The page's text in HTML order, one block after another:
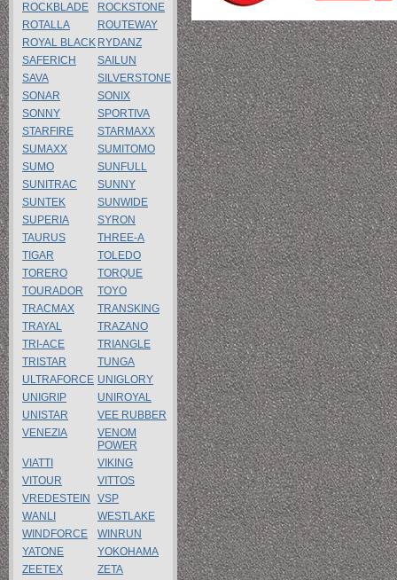
ROCKBLADE
ROCKSTONE
ROTALLA
ROUTEWAY
ROYAL BLACK RYDANZ
SAFERICH
SAILUN
SAVA
SILVERSTONE
SONAR
SONIX
SONNY
SPORTIVA
STARFIRE
STARMAXX
SUMAXX
SUMITOMO
SUMO
SUNFULL
SUNITRAC
SUNNY
SUNTEK
SUNWIDE
SUPERIA
SYRON
TAURUS
THREE-A
TIGAR
TOLEDO
TORERO
TORQUE
TOURADOR
TOYO
TRACMAX
TRANSKING
TRAYAL
TRAZANO
TRI-ACE
TRIANGLE
TRISTAR
TUNGA
ULTRAFORCE UNIGLORY
UNIGRIP
UNIROYAL
UNISTAR
VEE RUBBER
VENEZIA
VENOM
POWER
VIATTI
VIKING
VITOUR
VITTOS
VREDESTEIN
VSP
WANLI
WESTLAKE
WINDFORCE
WINRUN
YATONE
YOKOHAMA
ZEETEX
ZETA